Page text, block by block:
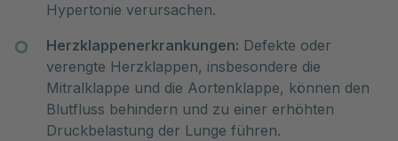
Hypertonie verursachen.
Herzklappenerkrankungen: Defekte oder
verengte Herzklappen, insbesondere die
Mitralklappe und die Aortenklappe, können den
Blutfluss behindern und zu einer erhöhten
Druckbelastung der Lunge führen.